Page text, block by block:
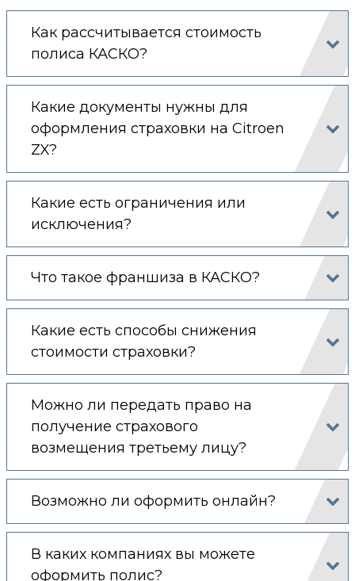
Как рассчитывается стоимость
полиса КАСКО?
Какие документы нужны для
оформления страховки на Citroen
ZX?
Какие есть ограничения или
исключения?
Что такое франшиза в КАСКО?
Какие есть способы снижения
стоимости страховки?
Можно ли передать право на
получение страхового
возмещения третьему лицу?
Возможно ли оформить онлайн?
В каких компаниях вы можете
оформить полис?